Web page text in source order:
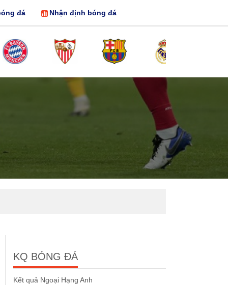
đá Nhận định bóng đá
KQ BÓNG ĐÁ
Kết quả Ngoại Hạng Anh